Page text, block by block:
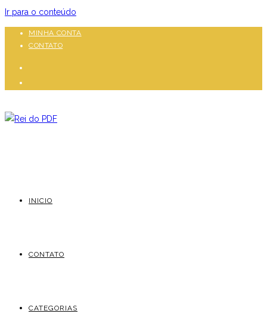
Ir para o conteúdo
MINHA CONTA
CONTATO
INICIO
CONTATO
CATEGORIAS